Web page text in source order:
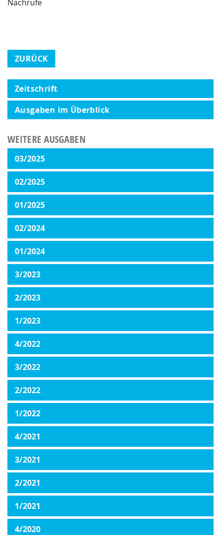
Nachrufe
ZURÜCK
Zeitschrift
Ausgaben im Überblick
WEITERE AUSGABEN
03/2025
02/2025
01/2025
02/2024
01/2024
3/2023
2/2023
1/2023
4/2022
3/2022
2/2022
1/2022
4/2021
3/2021
2/2021
1/2021
4/2020